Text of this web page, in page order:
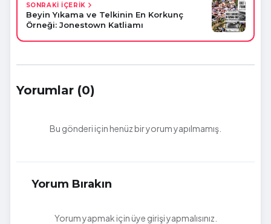
SONRAKİ İÇERİK
Beyin Yıkama ve Telkinin En Korkunç
Örneği: Jonestown Katliamı
Yorumlar (0)
Bu gönderi için henüz bir yorum yapılmamış.
Yorum Bırakın
Yorum yapmak için üye girişi yapmalısınız.